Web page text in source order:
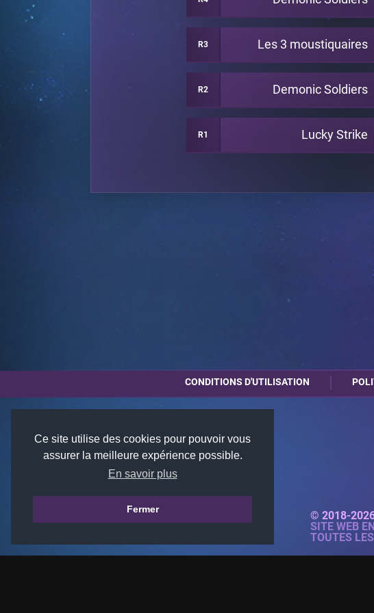
Ce site utilise des cookies pour pouvoir vous
assurer la meilleure expérience possible.
En savoir plus
Fermer
R3 Les 3 moustiquaires
R2 Demonic Soldiers
R1 Lucky Strike
CONDITIONS D'UTILISATION
© 2018-2026
SITE WEB
TOUTES